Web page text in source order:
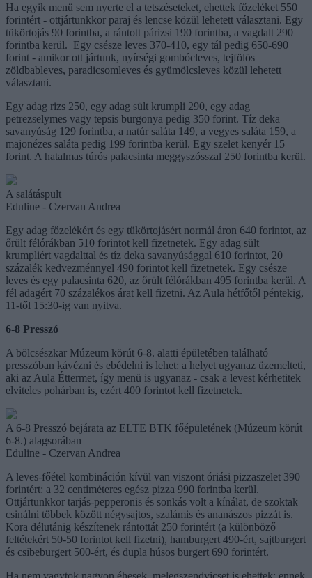
Ha egyik menü sem nyerte el a tetszéseteket, ehettek főzeléket 550
forintért - ottjártunkkor paraj és lencse közül lehetett választani. Egy
tükörtojás 90 forintba, a rántott párizsi 190 forintba, a vagdalt 290
forintba kerül. Egy csésze leves 370-410, egy tál pedig 650-690
forint - amikor ott jártunk, nyírségi gombócleves, tejfölös
zöldbableves, paradicsomleves és gyümölcsleves közül lehetett
választani.
Egy adag rizs 250, egy adag sült krumpli 290, egy adag
petrezselymes vagy tepsis burgonya pedig 350 forint. Tíz deka
savanyúság 129 forintba, a natúr saláta 149, a vegyes saláta 159, a
majonézes saláta pedig 199 forintba kerül. Egy szelet kenyér 15
forint. A hatalmas túrós palacsinta meggyszósszal 250 forintba kerül.
A salátáspult
Eduline - Czervan Andrea
Egy adag főzelékért és egy tükörtojásért normál áron 640 forintot, az
őrült félórákban 510 forintot kell fizetnetek. Egy adag sült
krumpliért vagdalttal és tíz deka savanyúsággal 610 forintot, 20
százalék kedvezménnyel 490 forintot kell fizetnetek. Egy csésze
leves és egy palacsinta 620, az őrült félórákban 495 forintba kerül. A
fél adagért 70 százalékos árat kell fizetni. Az Aula hétfőtől péntekig,
11-től 15:30-ig van nyitva.
6-8 Presszó
A bölcsészkar Múzeum körút 6-8. alatti épületében található
presszóban kávézni és ebédelni is lehet: a helyet ugyanaz üzemelteti,
aki az Aula Éttermet, így menü is ugyanaz - csak a levest kérhetitek
elviteles pohárban is, ezért 400 forintot kell fizetnetek.
A 6-8 Presszó bejárata az ELTE BTK főépületének (Múzeum körút
6-8.) alagsorában
Eduline - Czervan Andrea
A leves-főétel kombináción kívül van viszont óriási pizzaszelet 390
forintért: a 32 centiméteres egész pizza 990 forintba kerül.
Ottjártunkkor tarjás-pepperonis és sonkás volt a kínálat, de szoktak
csinálni többek között négysajtos, szalámis és ananászos pizzát is.
Kora délutánig készítenek rántottát 250 forintért (a különböző
feltétekért 50-50 forintot kell fizetni), hamburgert 490-ért, sajtburgert
és csibeburgert 500-ért, és dupla húsos burgert 690 forintért.
Ha nem vagytok nagyon éhesek, melegszendvicset is ehettek: ennek